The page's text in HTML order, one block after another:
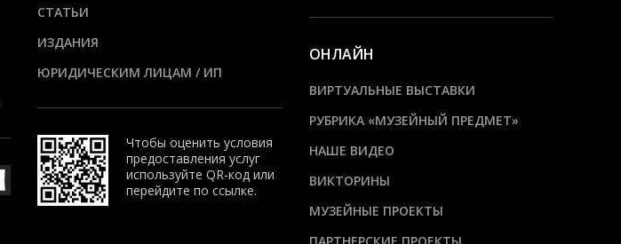
СТАТЬИ
ИЗДАНИЯ
ЮРИДИЧЕСКИМ ЛИЦАМ / ИП
Чтобы оценить условия
предоставления услуг
используйте QR-код или
перейдите по ссылке.
ОНЛАЙН
ВИРТУАЛЬНЫЕ ВЫСТАВКИ
РУБРИКА «МУЗЕЙНЫЙ ПРЕДМЕТ»
НАШЕ ВИДЕО
ВИКТОРИНЫ
МУЗЕЙНЫЕ ПРОЕКТЫ